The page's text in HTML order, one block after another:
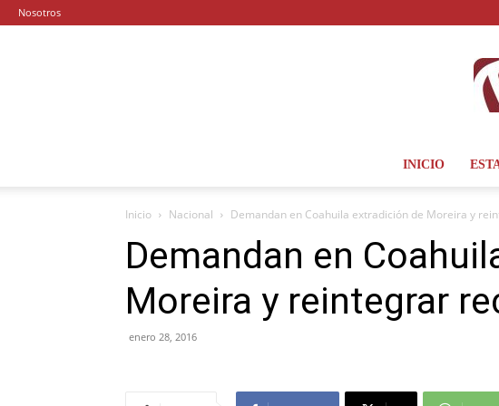
Nosotros
INICIO
Inicio Nacional Demandan en Coahuila extradición de Moreira y
Demandan en
Moreira y reintegrar
enero 28, 2016